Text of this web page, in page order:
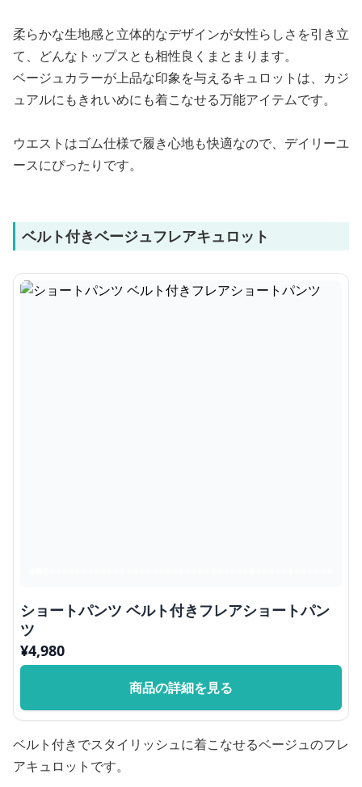
柔らかな生地感と立体的なデザインが女性らしさを引き立
て、どんなトップスとも相性良くまとまります。
ベージュカラーが上品な印象を与えるキュロットは、カジ
ュアルにもきれいめにも着こなせる万能アイテムです。
ウエストはゴム仕様で履き心地も快適なので、デイリーユ
ースにぴったりです。
ベルト付きベージュフレアキュロット
ショートパンツ ベルト付きフレアショートパン
ツ
¥4,980
商品の詳細を見る
ベルト付きでスタイリッシュに着こなせるベージュのフレ
アキュロットです。